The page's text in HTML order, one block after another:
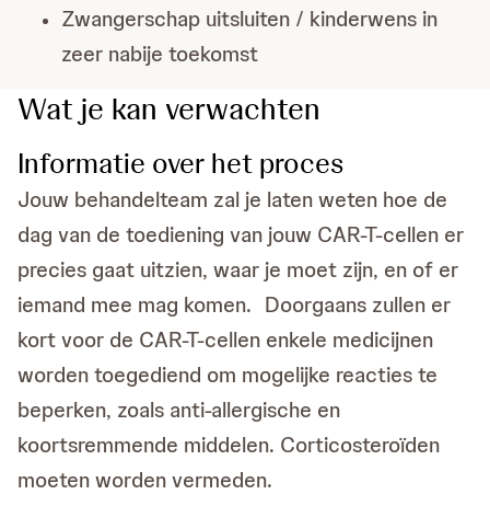
Zwangerschap uitsluiten / kinderwens in
zeer nabije toekomst
Wat je kan verwachten
Informatie over het proces
Jouw behandelteam zal je laten weten hoe de
dag van de toediening van jouw CAR-T-cellen er
precies gaat uitzien, waar je moet zijn, en of er
iemand mee mag komen. Doorgaans zullen er
kort voor de CAR-T-cellen enkele medicijnen
worden toegediend om mogelijke reacties te
beperken, zoals anti-allergische en
koortsremmende middelen. Corticosteroïden
moeten worden vermeden.